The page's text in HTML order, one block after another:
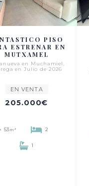
PISO
ESTRENAR EN
MUTXAMEL
en Muchamiel,
en Julio de 2026
EN VENTA
205.000€
53 m² 2
1